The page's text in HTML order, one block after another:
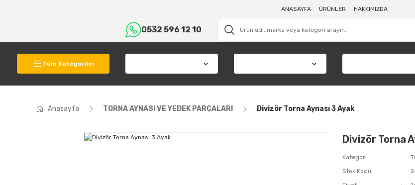
ANASAYFA ÜRÜNLER HAKKIMIZDA
0532 596 12 10
Tüm Kategoriler
Anasayfa TORNA AYNASI VE YEDEK PARÇALARI Divizör Torna Aynası 3 Ayak
Divizör Torna
Kategori
Stok Kodu